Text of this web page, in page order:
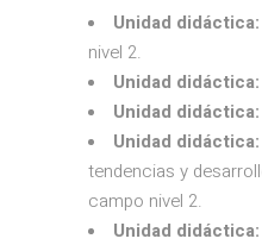
Unidad didáctica:
nivel 2.
Unidad didáctica:
Unidad didáctica:
Unidad didáctica:
tendencias y
campo nivel 2.
Unidad didáctica: